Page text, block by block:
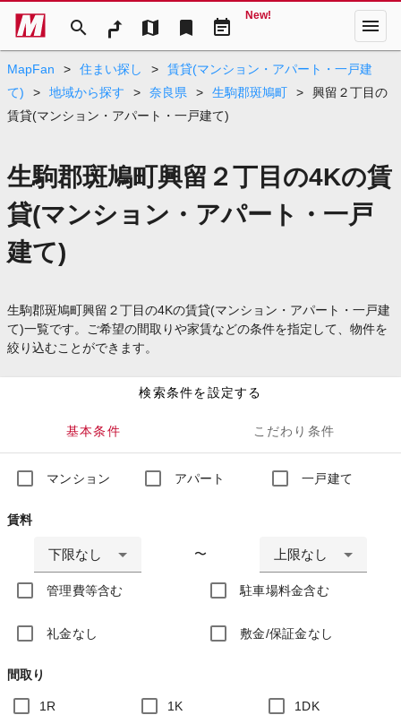
search map bookmark event_note
New! menu
MapFan > 住まい探し >
賃貸(マンション・アパート・一戸建
て)
> 地域から探す > 奈良県 > 生駒郡斑鳩町 >
興留２丁目の
賃貸(マンション・アパート・一戸建て)
生駒郡斑鳩町興留２丁目の4Kの賃
貸(マンション・アパート・一戸
建て)
生駒郡斑鳩町興留２丁目の4Kの賃貸(マンション・アパート・一戸建
て)一覧です。ご希望の間取りや家賃などの条件を指定して、物件を
絞り込むことができます。
検索条件を設定する
基本条件 こだわり条件
マンション アパート 一戸建て
賃料
下限なし 〜 上限なし
管理費等含む 駐車場料金含む
礼金なし 敷金/保証金なし
間取り
1R 1K 1DK